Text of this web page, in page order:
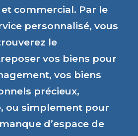
commercial. Par le
personnalisé, vous
le
vos biens pour
vos biens
précieux,
ou simplement pour
d’espace de